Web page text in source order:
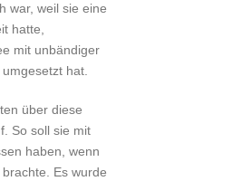
war, weil sie eine
hatte,
mit unbändiger
hat.
über diese
So soll sie mit
haben, wenn
Es wurde